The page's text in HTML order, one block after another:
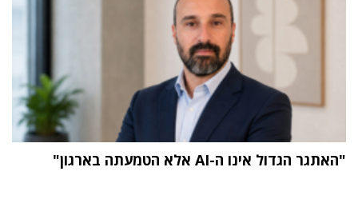
"האתגר הגדול אינו ה-AI אלא הטמעתה בארגון"